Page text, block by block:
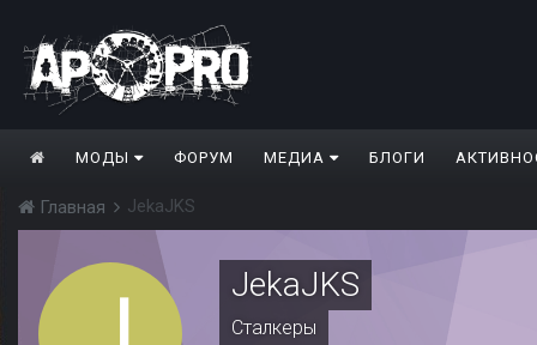
МОДЫ ФОРУМ МЕДИА БЛОГИ
Главная JekaJKS
JekaJKS
Сталкеры